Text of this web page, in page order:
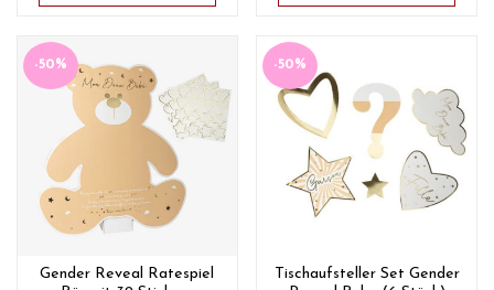
-50%
Gender Reveal Ratespiel
-50%
Tischaufsteller Set Gender